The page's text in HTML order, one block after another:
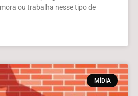
ou trabalha nesse tipo de
MÍDIA